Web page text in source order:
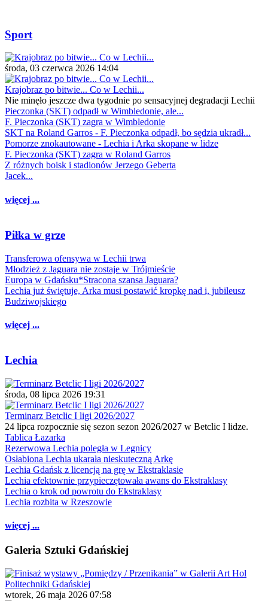
Sport
środa, 03 czerwca 2026 14:04
Krajobraz po bitwie... Co w Lechii...
Nie minęło jeszcze dwa tygodnie po sensacyjnej degradacji Lechii
Pieczonka (SKT) odpadł w Wimbledonie, ale...
F. Pieczonka (SKT) zagra w Wimbledonie
SKT na Roland Garros - F. Pieczonka odpadł, bo sędzia ukradł...
Pomorze znokautowane - Lechia i Arka skopane w lidze
F. Pieczonka (SKT) zagra w Roland Garros
Z różnych boisk i stadionów Jerzego Geberta
Jacek...
więcej ...
Piłka w grze
Transferowa ofensywa w Lechii trwa
Młodzież z Jaguara nie zostaje w Trójmieście
Europa w Gdańsku*Stracona szansa Jaguara?
Lechia już świętuje, Arka musi postawić kropkę nad i, jubileusz
Budziwojskiego
więcej ...
Lechia
środa, 08 lipca 2026 19:31
Terminarz Betclic I ligi 2026/2027
24 lipca rozpocznie się sezon sezon 2026/2027 w Betclic I lidze.
Tablica Łazarka
Rezerwowa Lechia poległa w Legnicy
Osłabiona Lechia ukarała nieskuteczną Arkę
Lechia Gdańsk z licencją na grę w Ekstraklasie
Lechia efektownie przypieczętowała awans do Ekstraklasy
Lechia o krok od powrotu do Ekstraklasy
Lechia rozbita w Rzeszowie
więcej ...
Galeria Sztuki Gdańskiej
wtorek, 26 maja 2026 07:58